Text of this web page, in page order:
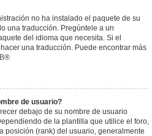
no ha instalado el paquete de su
una traducción. Pregúntele a un
del idioma que necesita. Si el
una traducción. Puede encontrar más
®
de usuario?
debajo de su nombre de usuario
de la plantilla que utilice el foro,
posición (rank) del usuario, generalmente